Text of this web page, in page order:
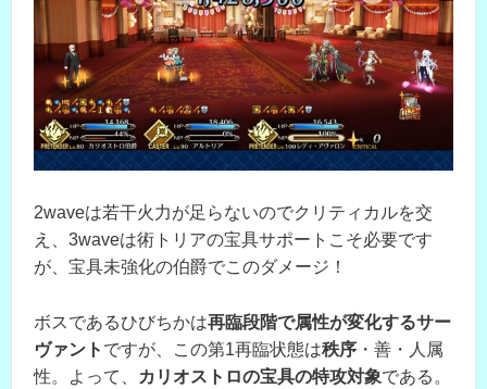
2waveは若干火力が足らないのでクリティカルを交
え、3waveは術トリアの宝具サポートこそ必要です
が、宝具未強化の伯爵でこのダメージ！
ボスであるひびちかは再臨段階で属性が変化するサー
ヴァント ですが、この第1再臨状態は秩序 ・善・人属
性。よって、
カリオストロの宝具の特攻対象である。